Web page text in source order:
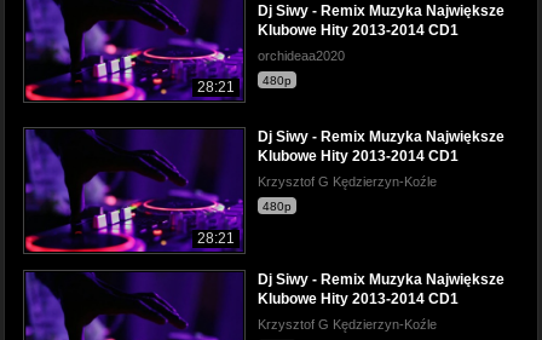
28:21
Dj Siwy - Remix Muzyka Największe
Klubowe Hity 2013-2014 CD1
orchideaa2020
480p
28:21
Dj Siwy - Remix Muzyka Największe
Klubowe Hity 2013-2014 CD1
Krzysztof G Kędzierzyn-Koźle
480p
Dj Siwy - Remix Muzyka Największe
Klubowe Hity 2013-2014 CD1
Krzysztof G Kędzierzyn-Koźle